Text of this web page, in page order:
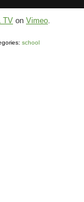
TV on Vimeo.
school